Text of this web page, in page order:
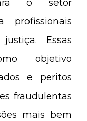
o setor
profissionais
Essas
objetivo
e peritos
fraudulentas
mais bem